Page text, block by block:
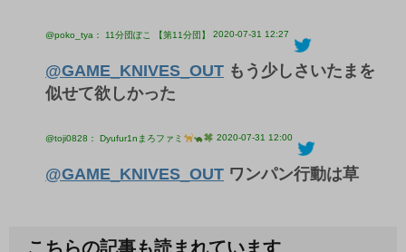
@poko_tya： 11分団ぽこ 【第11分団】 2020-07-31 12:27
@GAME_KNIVES_OUT もう少しさいたまを
似せて欲しかった
@toji0828： Dyufur1nまろファミ 2020-07-31 12:00
@GAME_KNIVES_OUT ワンパン行動は草
こちらの記事も読まれています